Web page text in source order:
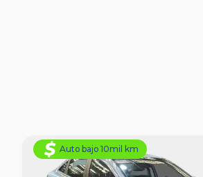
Auto bajo 10mil km